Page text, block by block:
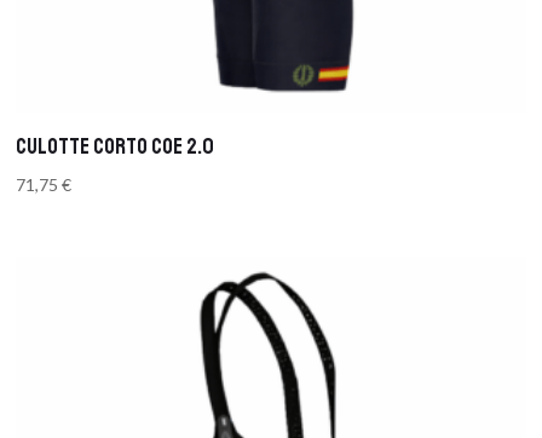
CULOTTE CORTO COE 2.0
71,75€